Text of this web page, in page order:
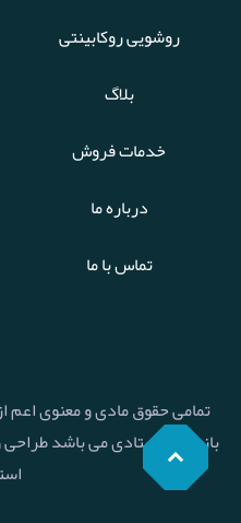
روشویی روکابینتی
بلاگ
خدمات فروش
درباره ما
تماس با ما
تمامی حقوق مادی و معنوی اعم
بازرگانی استادی می باشد طراحی